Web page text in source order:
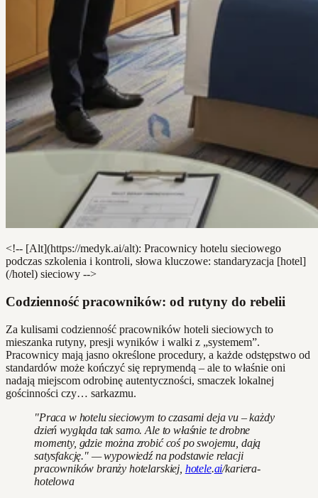
<!-- [Alt](https://medyk.ai/alt): Pracownicy hotelu sieciowego
podczas szkolenia i kontroli, słowa kluczowe: standaryzacja [hotel]
(/hotel) sieciowy -->
Codzienność pracowników: od rutyny do rebelii
Za kulisami codzienność pracowników hoteli sieciowych to
mieszanka rutyny, presji wyników i walki z „systemem”.
Pracownicy mają jasno określone procedury, a każde odstępstwo od
standardów może kończyć się reprymendą – ale to właśnie oni
nadają miejscom odrobinę autentyczności, smaczek lokalnej
gościnności czy… sarkazmu.
"Praca w hotelu sieciowym to czasami deja vu – każdy
dzień wygląda tak samo. Ale to właśnie te drobne
momenty, gdzie można zrobić coś po swojemu, dają
satysfakcję." — wypowiedź na podstawie relacji
pracowników branży hotelarskiej, hotele.ai/kariera-
hotelowa